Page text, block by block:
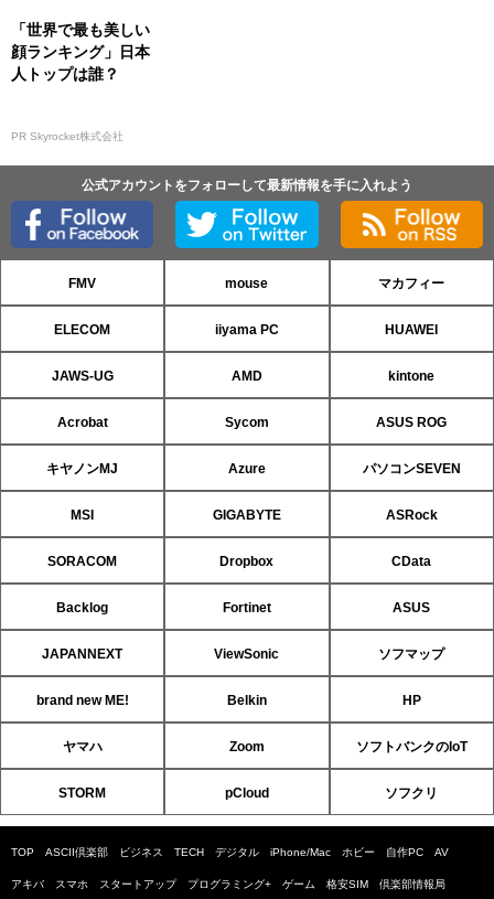
「世界で最も美しい
顔ランキング」日本
人トップは誰？
PR Skyrocket株式会社
公式アカウントをフォローして最新情報を手に入れよう
FMV mouse マカフィー
ELECOM iiyama PC HUAWEI
JAWS-UG AMD kintone
Acrobat Sycom ASUS ROG
キヤノンMJ Azure パソコンSEVEN
MSI GIGABYTE ASRock
SORACOM Dropbox CData
Backlog Fortinet ASUS
JAPANNEXT ViewSonic ソフマップ
brand new ME! Belkin HP
ヤマハ Zoom ソフトバンクのIoT
STORM pCloud ソフクリ
TOP ASCII倶楽部 ビジネス TECH デジタル iPhone/Mac ホビー 自作PC AV
アキバ スマホ スタートアップ プログラミング+ ゲーム 格安SIM 倶楽部情報局